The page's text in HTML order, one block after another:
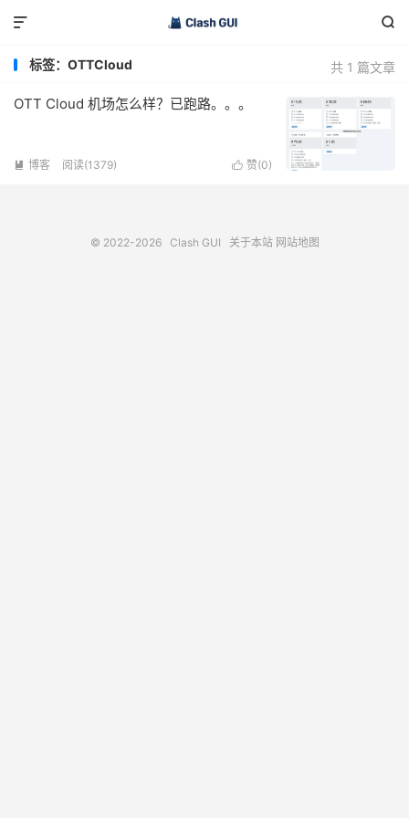


共 1 篇文章
标签：OTTCloud
OTT Cloud 机场怎么样？已跑路。。。
 赞(0)
 博客 阅读(1379)
© 2022-2026 Clash GUI 关于本站 网站地图